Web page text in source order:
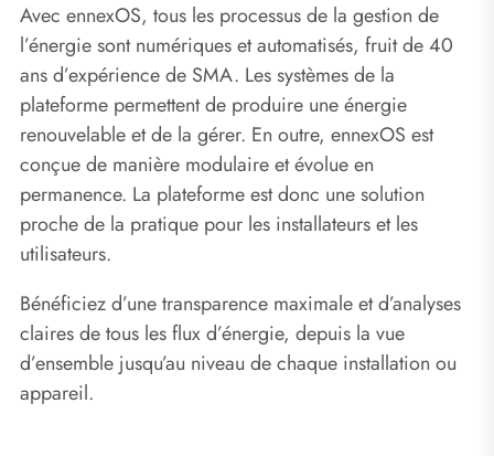
Avec ennexOS, tous les processus de la gestion de
l’énergie sont numériques et automatisés, fruit de 40
ans d’expérience de SMA. Les systèmes de la
plateforme permettent de produire une énergie
renouvelable et de la gérer. En outre, ennexOS est
conçue de manière modulaire et évolue en
permanence. La plateforme est donc une solution
proche de la pratique pour les installateurs et les
utilisateurs.
Bénéficiez d’une transparence maximale et d’analyses
claires de tous les flux d’énergie, depuis la vue
d’ensemble jusqu’au niveau de chaque installation ou
appareil.